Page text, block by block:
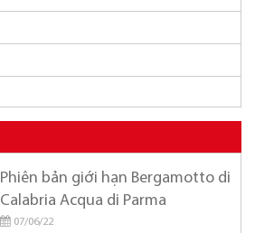
Phiên bản giới hạn Bergamotto di
Calabria Acqua di Parma
07/06/22